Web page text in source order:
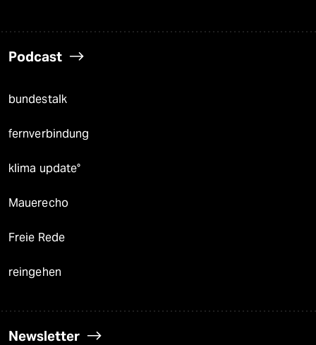
Podcast
bundestalk
fernverbindung
klima update°
Mauerecho
Freie Rede
reingehen
Newsletter